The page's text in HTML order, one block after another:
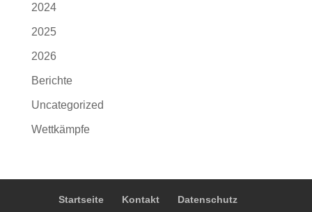
2024
2025
2026
Berichte
Uncategorized
Wettkämpfe
Startseite Kontakt Datenschutz